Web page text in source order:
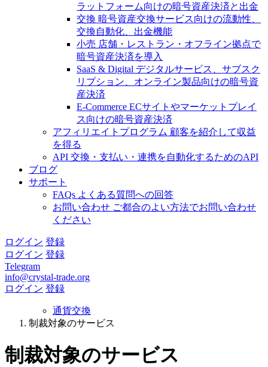
ラットフォーム向けの暗号資産決済と出金
交換 暗号資産交換サービス向けの流動性、
交換自動化、出金機能
小売 店舗・レストラン・オフライン拠点で
暗号資産決済を導入
SaaS & Digital デジタルサービス、サブスク
リプション、オンライン製品向けの暗号資
産決済
E-Commerce ECサイトやマーケットプレイ
ス向けの暗号資産決済
アフィリエイトプログラム 顧客を紹介して収益
を得る
API 交換・支払い・連携を自動化するためのAPI
ブログ
サポート
FAQs よくある質問への回答
お問い合わせ ご都合のよい方法でお問い合わせ
ください
ログイン 登録
ログイン 登録
Telegram
info@crystal-trade.org
ログイン 登録
通貨交換
制裁対象のサービス
制裁対象のサービス